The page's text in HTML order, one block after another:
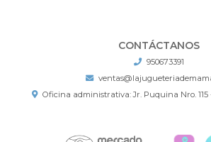
CONTÁCTANOS
950673391
Oficina administrativa: Jr. Puquina Nro.